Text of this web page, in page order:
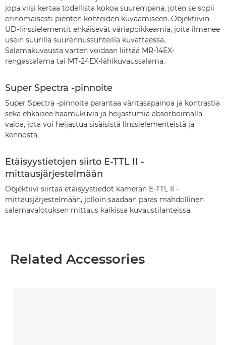
jopa viisi kertaa todellista kokoa suurempana, joten se sopii
erinomaisesti pienten kohteiden kuvaamiseen. Objektiivin
UD-linssielementit ehkäisevät väriapoikkeamia, joita ilmenee
usein suurilla suurennussuhteilla kuvattaessa.
Salamakuvausta varten voidaan liittää MR-14EX-
rengassalama tai MT-24EX-lähikuvaussalama.
Super Spectra -pinnoite
Super Spectra -pinnoite parantaa väritasapainoa ja kontrastia
sekä ehkäisee haamukuvia ja heijastumia absorboimalla
valoa, jota voi heijastua sisäisistä linssielementeistä ja
kennosta.
Etäisyystietojen siirto E-TTL II -
mittausjärjestelmään
Objektiivi siirtää etäisyystiedot kameran E-TTL II -
mittausjärjestelmään, jolloin saadaan paras mahdollinen
salamavalotuksen mittaus kaikissa kuvaustilanteissa.
Related Accessories